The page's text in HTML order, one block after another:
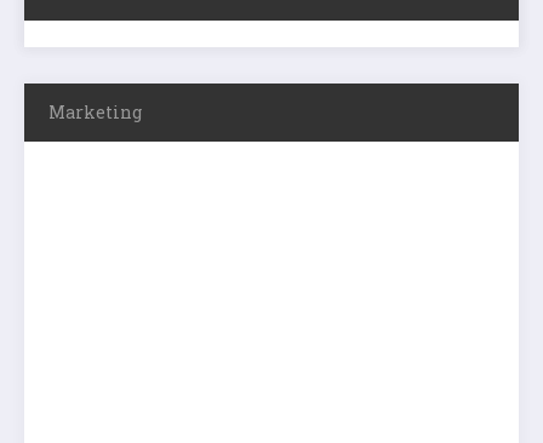
Marketing